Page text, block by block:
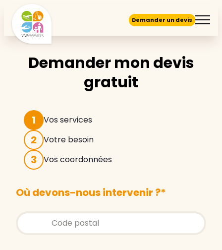
Demander un devis
Demander mon devis
gratuit
1 Vos services
2 Votre besoin
3 Vos coordonnées
Où devons-nous intervenir ?*
Store locator global - Autocompletion
Rechercher